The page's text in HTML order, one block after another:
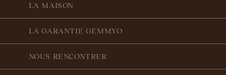
LA MAISON
LA GARANTIE GEMMYO
NOUS RENCONTRER